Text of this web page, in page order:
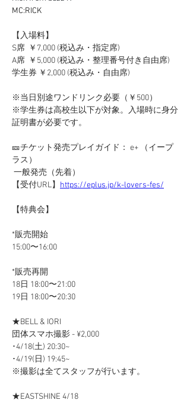
MC:RICK
【入場料】
S席  ￥7,000 (税込み・指定席)
A席  ￥5,000 (税込み・整理番号付き自由席)
学生券 ￥2,000 (税込み・自由席)
※当日別途ワンドリンク必要（￥500）
※学生券は高校生以下が対象。入場時に身分
証明書が必要です。
🎫チケット発売プレイガイド： e+ （イープ
ラス）
一般発売（先着）
【受付URL】 https://eplus.jp/k-lovers-fes/
【特典会】
*販売開始
15:00〜16:00
*販売再開
18日 18:00〜21:00
19日 18:00〜20:30
★BELL & IORI
団体スマホ撮影 - ¥2,000
･4/18(土) 20:30~
･4/19(日) 19:45~
※撮影は全てスタッフが行います。
★EASTSHINE 4/18